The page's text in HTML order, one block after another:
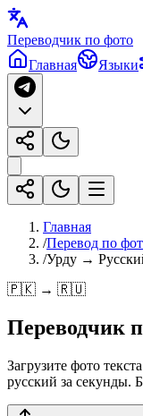
Переводчик по фото
Главная
Языки
Главная
/Перевод по
/Урду →
🇵🇰 → 🇷🇺
Переводчик
Загрузите фото
русский за секунды.